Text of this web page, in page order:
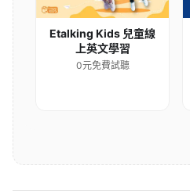
Etalking Kids 兒童線
上英文學習
0元免費試聽